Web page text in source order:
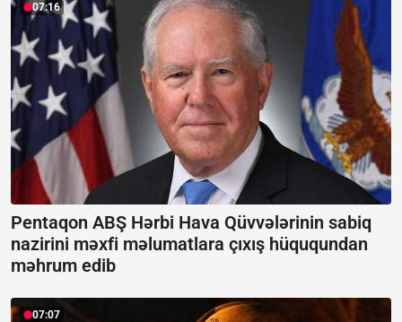
07:16
Pentaqon ABŞ Hərbi Hava Qüvvələrinin sabiq
nazirini məxfi məlumatlara çıxış hüququndan
məhrum edib
07:07